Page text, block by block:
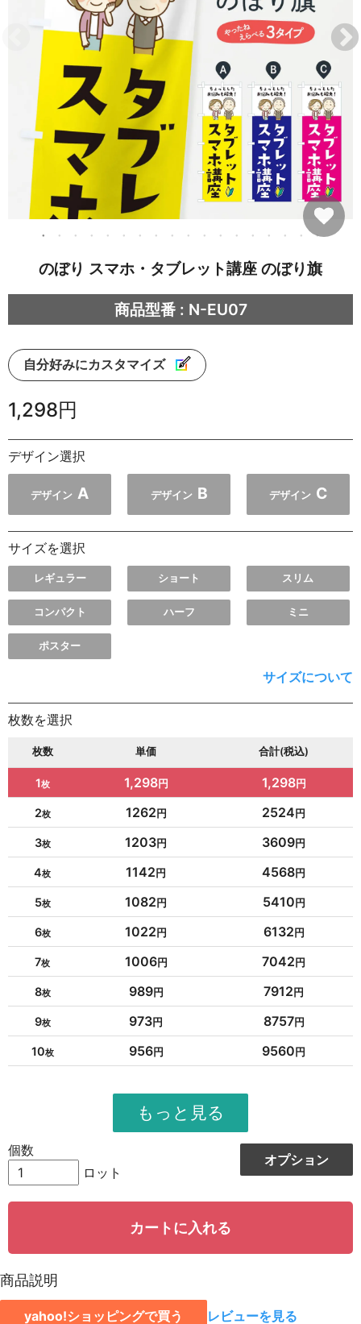
のぼり スマホ・タブレット講座 のぼり旗
商品型番 : N-EU07
自分好みにカスタマイズ
1,298円
デザイン選択
デザイン A デザイン B デザイン C
サイズを選択
レギュラー ショート スリム
コンパクト ハーフ ミニ
ポスター
サイズについて
枚数を選択
枚数 単価 合計(税込)
1 1,298 1,298
2 1262 2524
3 1203 3609
4 1142 4568
5 1082 5410
6 1022 6132
7 1006 7042
8 989 7912
9 973 8757
10 956 9560
951
12324
13216
15 942 14130
939
18
19 928 15776
オプション
個数
ロット
カートに入れる
商品説明
yahoo!ショッピングで買う レビューを見る